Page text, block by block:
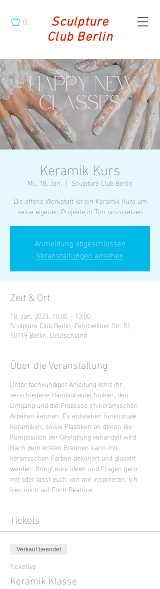
0
Sculpture
Club Berlin
Keramik Kurs
Mi., 18. Jan.
  |
Sculpture Club Berlin
Die offene Werkstatt ist ein Keramik Kurs um
seine eigenen Projekte in Ton umzusetzen
Anmeldung abgeschlossen
Veranstaltungen ansehen
Zeit & Ort
18. Jan. 2023, 10:00 – 13:00
Sculpture Club Berlin, Fehrbelliner Str. 51,
10119 Berlin, Deutschland
Über die Veranstaltung
Unter fachkundiger Anleitung lernt ihr
verschiedene Handaubautechniken, den
Umgang und die Prozesse im keramischen
Arbeiten kennen. Es entstehen funktionale
Keramiken, sowie Plastiken an denen die
Komposition der Gestaltung vehandelt wird.
Nach dem ersten Brennen kann mit
keramischen Farben dekoriert und glasiert
werden. Bringt eure Ideen und Fragen gern
mit oder lasst euch von mir inspirieren. Ich
freu mich auf Euch Beatrice
Tickets
Verkauf beendet
Tickettyp
Keramik Klasse